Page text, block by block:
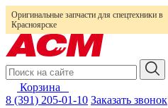
Оригинальные запчасти для спецтехники в
Красноярске
Корзина
8 (391) 205-01-10 Заказать звонок